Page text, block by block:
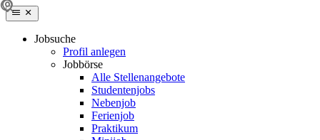
Jobsuche
Profil anlegen
Jobbörse
Alle Stellenangebote
Studentenjobs
Nebenjob
Ferienjob
Praktikum